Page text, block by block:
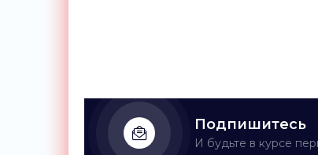
Подпишитесь
И будьте в курсе